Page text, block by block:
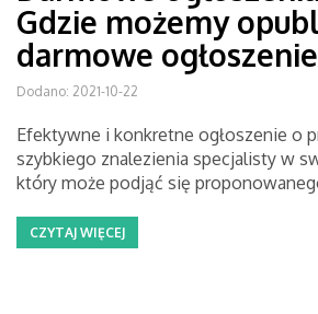
Gdzie możemy
darmowe
Dodano: 2021-10-22
Efektywne i konkretne ogłoszenie o
szybkiego znalezienia specjalisty w
który może podjąć się
CZYTAJ WIĘCEJ